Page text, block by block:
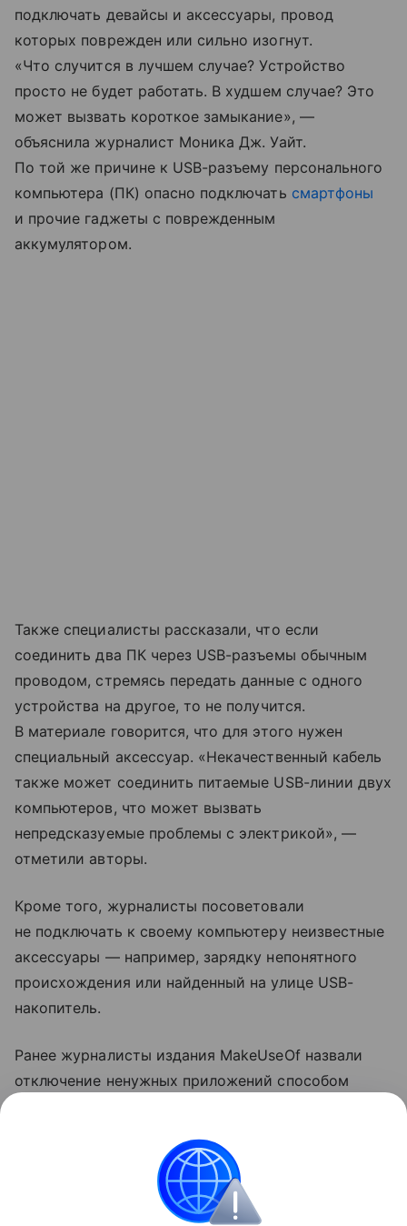
подключать девайсы и аксессуары, провод
которых поврежден или сильно изогнут.
«Что случится в лучшем случае? Устройство
просто не будет работать. В худшем случае? Это
может вызвать короткое замыкание», —
объяснила журналист Моника Дж. Уайт.
По той же причине к USB-разъему персонального
компьютера (ПК) опасно подключать смартфоны
и прочие гаджеты с поврежденным
аккумулятором.
Также специалисты рассказали, что если
соединить два ПК через USB-разъемы обычным
проводом, стремясь передать данные с одного
устройства на другое, то не получится.
В материале говорится, что для этого нужен
специальный аксессуар. «Некачественный кабель
также может соединить питаемые USB-линии двух
компьютеров, что может вызвать
непредсказуемые проблемы с электрикой», —
отметили авторы.
Кроме того, журналисты посоветовали
не подключать к своему компьютеру неизвестные
аксессуары — например, зарядку непонятного
происхождения или найденный на улице USB-
накопитель.
Ранее журналисты издания MakeUseOf назвали
отключение ненужных приложений способом
«Рекомендации и предложения».